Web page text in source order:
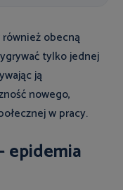
obecną
tylko jednej
ją
nowego,
w pracy.
epidemia